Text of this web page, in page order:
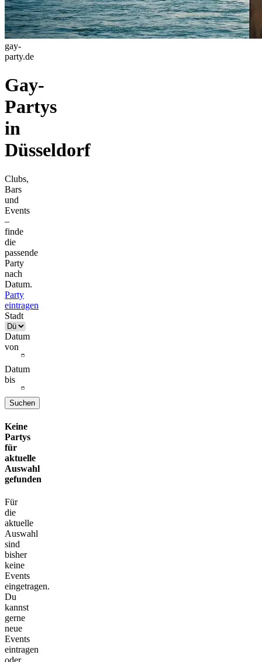
gay-
party.de
Gay-
Partys
in
Düsseldorf
Clubs,
Bars
und
Events
–
finde
die
passende
Party
nach
Datum.
Party
eintragen
Stadt
Datum
von
Datum
bis
Suchen
Keine
Partys
für
aktuelle
Auswahl
gefunden
Für
die
aktuelle
Auswahl
sind
bisher
keine
Events
eingetragen.
Du
kannst
gerne
neue
Events
eintragen